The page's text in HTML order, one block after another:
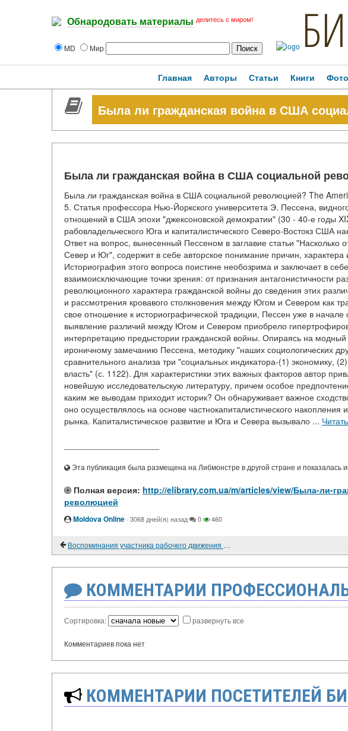
Обнародовать материалы делитесь с миром!
MD Мир
Главная Авторы Статьи Книги Фото
Была ли гражданская война в США
Была ли гражданская война в США социальной
Была ли гражданская война в США социальной революцией? The
5. Статья профессора Нью-Йоркского университета Э. Пессена,
отношений в США эпохи "джексоновской демократии" (30 - 40-е годы
рабовладельческого Юга и капиталистического Северо-Востокз США
Ответ на вопрос, вынесенный Пессеном в заглавие статьи "Насколько
Север и Юг", содержит в себе авторское понимание причин, характера
Историография этого вопроса поистине необозрима и заключает в
взаимоисключающие точки зрения: от признания антагонистичности
революционного характера гражданской войны до сведения этих
и рассмотрения кровавого столкновения между Югом и Севером как
свое отношение к историографической традиции, Пессен уже в начале
выявление различий между Югом и Севером приобрело
интерпретацию предыстории гражданской войны. Опираясь на
ироничному замечанию Пессена, методику "наших социологических
сравнительного анализа три "социальных индикатора-(1) экономику,
власть" (с. 1122). Для характеристики этих важных факторов автор
новейшую исследовательскую литературу, причем особое
каким же выводам приходит историк? Он обнаруживает важное
оно осуществлялось на основе частнокапиталистического
рынка. Капиталистическое развитие и Юга и Севера вызывало ...
Эта публикация была размещена на Либмонстре в другой стране и показалась
Полная версия: http://elibrary.com.ua/m/articles/view/Была-ли-
революцией
Moldova Online · 3068 дней(я) назад 0 460
Воспоминания участника рабочего движения Нидерландов в 1914-1924 гг.
КОММЕНТАРИИ
Сортировка: развернуть все
Комментариев пока нет
КОММЕНТАРИИ ПОСЕТИТЕЛЕЙ